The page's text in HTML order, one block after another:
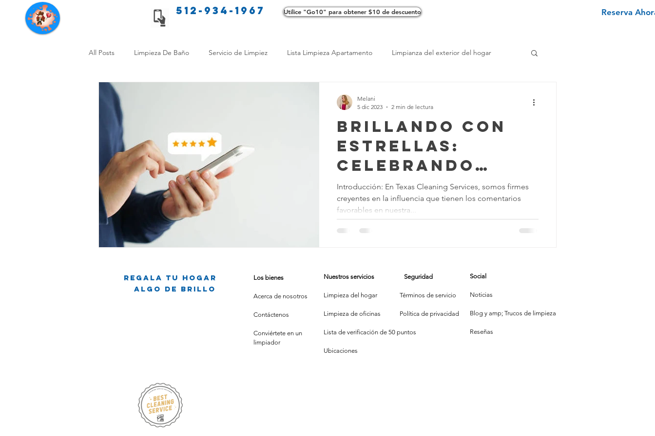
Servicios de limpieza de Texas 512-934-1967 Utilice "Go10" para obtener $10 de descuento Reserva
All Posts Limpieza De Baño Servicio de Limpiez Lista Limpieza Apartamento Limpianza del exterior del hogar
Consejos de limpieza para mascotas
Limpieza Sin Alergias LimpiezaTransformadora Limpieza Mantenimiento Hogar
Comparación Limpieza Hogar Opciones de limpieza Diferencias en Limpieza Truco de Limpieza Texano
Organiza tu Hogar Limpieza y Bienestar Productos de Limpieza Caseros Consejos para Eliminar Manchas
Viviendo en un apartamento Limpieza de Alfombras Texas Cleaning Services
Mitos de Limpieza Consejos de Limpieza Estacionales
Brillando con
Estrellas:
Celebrando
Reseñas
Positivas en
Google y Yelp
Services
Introducción: En Texas Cleaning Services, somos firmes
creyentes en la influencia que tienen los comentarios
favorables en nuestra...
Melani
5 dic 2023
2 min de lectura
Regala tu hogar
Algo de brillo
Los bienes
Acerca de nosotros
Contáctenos
Conviértete en un
limpiador
Nuestros servicios
Limpieza del hogar
Limpieza de oficinas
Lista de verificación de 50 puntos
Ubicaciones
Seguridad
Términos de servicio
Política de privacidad
Social
Noticias
Blog y amp; Trucos de limpieza
Reseñas